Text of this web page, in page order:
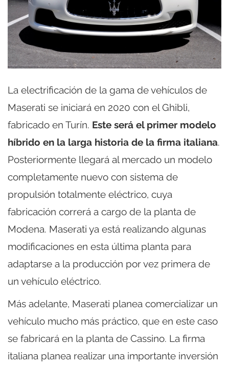
La electrificación de la gama de vehículos de
Maserati se iniciará en 2020 con el Ghibli,
fabricado en Turín. Este será el primer modelo
híbrido en la larga historia de la firma italiana.
Posteriormente llegará al mercado un modelo
completamente nuevo con sistema de
propulsión totalmente eléctrico, cuya
fabricación correrá a cargo de la planta de
Modena. Maserati ya está realizando algunas
modificaciones en esta última planta para
adaptarse a la producción por vez primera de
un vehículo eléctrico.
Más adelante, Maserati planea comercializar un
vehículo mucho más práctico, que en este caso
se fabricará en la planta de Cassino. La firma
italiana planea realizar una importante inversión